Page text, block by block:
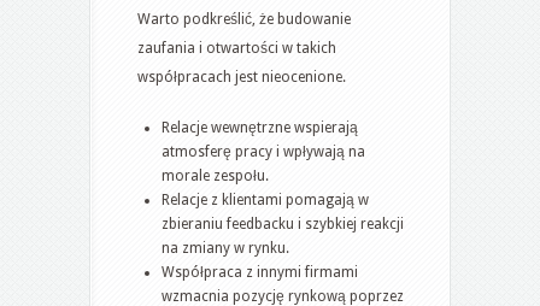
Warto podkreślić, że budowanie
zaufania i otwartości w takich
współpracach jest nieocenione.
Relacje wewnętrzne wspierają
atmosferę pracy i wpływają na
morale zespołu.
Relacje z klientami pomagają w
zbieraniu feedbacku i szybkiej reakcji
na zmiany w rynku.
Współpraca z innymi firmami
wzmacnia pozycję rynkową poprzez